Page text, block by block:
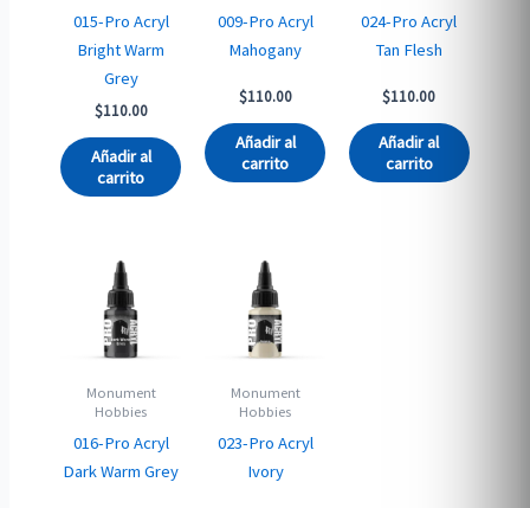
015-Pro Acryl
Bright Warm
Grey
$110.00
Añadir al
carrito
009-Pro Acryl
Mahogany
$110.00
Añadir al
carrito
024-Pro Acryl
Tan Flesh
$110.00
Añadir al
carrito
Monument
Hobbies
016-Pro Acryl
Dark Warm Grey
Monument
Hobbies
023-Pro Acryl
Ivory